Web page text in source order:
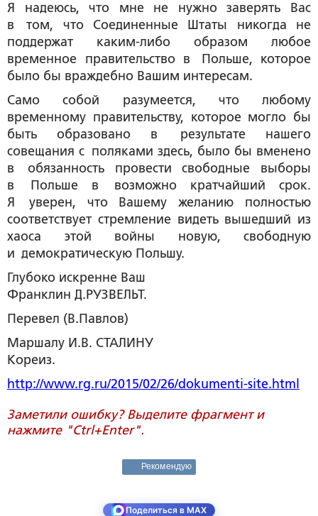
Я надеюсь, что мне не нужно заверять Вас
в том, что Соединенные Штаты никогда не
поддержат каким-либо образом любое
временное правительство в Польше, которое
было бы враждебно Вашим интересам.
Само собой разумеется, что любому
временному правительству, которое могло бы
быть образовано в результате нашего
совещания с поляками здесь, было бы вменено
в обязанность провести свободные выборы
в Польше в возможно кратчайший срок.
Я уверен, что Вашему желанию полностью
соответствует стремление видеть вышедший из
хаоса этой войны новую, свободную
и демократическую Польшу.
Глубоко искренне Ваш
Франклин Д.РУЗВЕЛЬТ.
Перевел (В.Павлов)
Маршалу И.В. СТАЛИНУ
Кореиз.
http://www.rg.ru/2015/02/26/dokumenti-site.html
Заметили ошибку? Выделите фрагмент и
нажмите "Ctrl+Enter".
Рекомендую
Поделиться в MAX